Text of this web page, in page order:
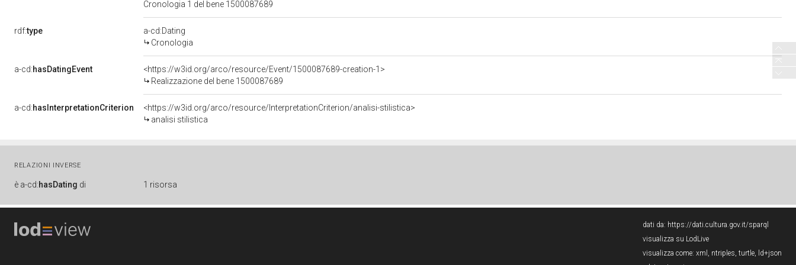
Cronologia 1 del bene 1500087689
rdf:type
a-cd:Dating
Cronologia
a-cd:hasDatingEvent
<https://w3id.org/arco/resource/Event/1500087689-creation-1>
Realizzazione del bene 1500087689
a-cd:hasInterpretationCriterion
<https://w3id.org/arco/resource/InterpretationCriterion/analisi-stilistica>
analisi stilistica
RELAZIONI INVERSE
è a-cd:hasDating di 1 risorsa
dati da: https://dati.cultura.gov.it/sparql
visualizza su LodLive
visualizza come: xml , ntriples, turtle, ld+json